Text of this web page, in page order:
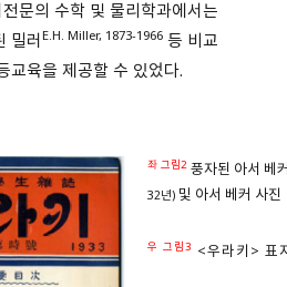
문의 수학 및 물리학과에서는
밀러 E.H. Miller, 1873-1966 등 비교
교육을 제공할 수 있었다.
좌 그림2 풍자된 아서 베
32년) 및 아서 베커 사진
우 그림3 <우라키> 표